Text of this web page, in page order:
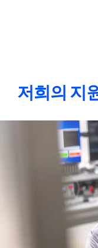
저희의 지